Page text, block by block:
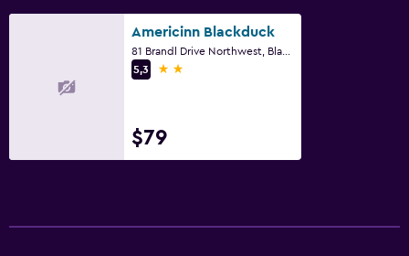
Americinn Blackduck
5,3
2 estrellas
$79